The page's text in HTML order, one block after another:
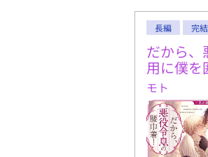
長編 完結
だから
用に僕を
モト